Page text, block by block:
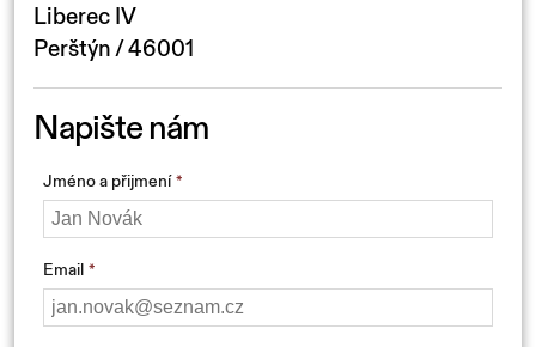
Liberec IV
Perštýn / 46001
Napište nám
Jméno a přijmení
Email